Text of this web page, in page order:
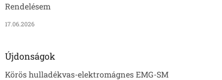
Rendelésem
17.06.2026
Újdonságok
Körös hulladékvas-elektromágnes EMG-SM